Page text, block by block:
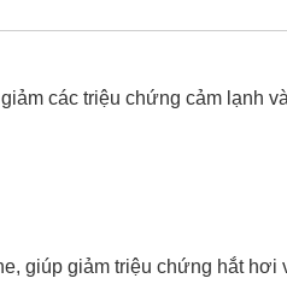
các triệu chứng cảm lạnh
giúp giảm triệu chứng hắt hơi